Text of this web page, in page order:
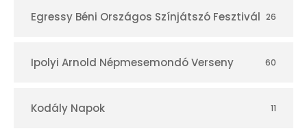
Egressy Béni Országos Színjátszó Fesztivál 26
Ipolyi Arnold Népmesemondó Verseny 60
Kodály Napok 11